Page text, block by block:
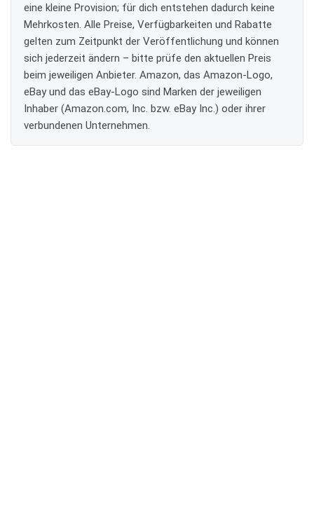
eine kleine Provision; für dich entstehen dadurch keine
Mehrkosten. Alle Preise, Verfügbarkeiten und Rabatte
gelten zum Zeitpunkt der Veröffentlichung und können
sich jederzeit ändern – bitte prüfe den aktuellen Preis
beim jeweiligen Anbieter. Amazon, das Amazon-Logo,
eBay und das eBay-Logo sind Marken der jeweiligen
Inhaber (Amazon.com, Inc. bzw. eBay Inc.) oder ihrer
verbundenen Unternehmen.